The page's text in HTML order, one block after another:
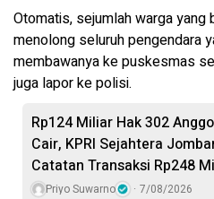
Otomatis, sejumlah warga
menolong seluruh pengendara
membawanya ke puskesmas
juga lapor ke polisi.
Rp124 Miliar Hak 302
Cair, KPRI Sejahtera
Catatan Transaksi Rp248
Priyo Suwarno 7/08/2026